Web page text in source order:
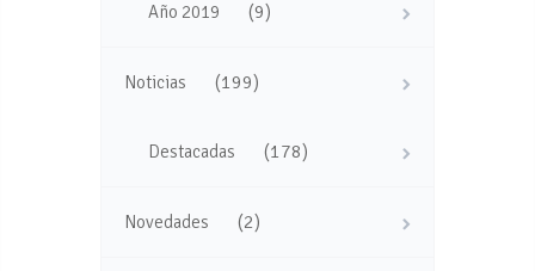
Año 2019 (9)
Noticias (199)
Destacadas (178)
Novedades (2)